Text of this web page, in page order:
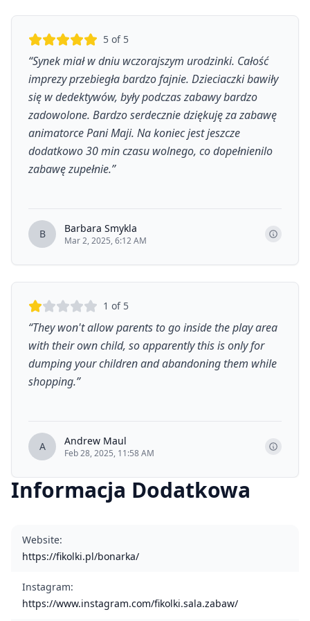
5 of 5
“Synek miał w dniu wczorajszym urodzinki. Całość
imprezy przebiegła bardzo fajnie. Dzieciaczki bawiły
się w dedektywów, były podczas zabawy bardzo
zadowolone. Bardzo serdecznie dziękuję za zabawę
animatorce Pani Maji. Na koniec jest jeszcze
dodatkowo 30 min czasu wolnego, co dopełnienilo
zabawę zupełnie.”
B Barbara Smykla
Mar 2, 2025, 6:12 AM
1 of 5
“They won't allow parents to go inside the play area
with their own child, so apparently this is only for
dumping your children and abandoning them while
shopping.”
A Andrew Maul
Feb 28, 2025, 11:58 AM
Informacja Dodatkowa
Website:
https://fikolki.pl/bonarka/
Instagram:
https://www.instagram.com/fikolki.sala.zabaw/